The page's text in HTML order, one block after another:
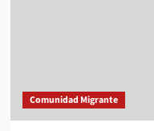
Comunidad Migrante